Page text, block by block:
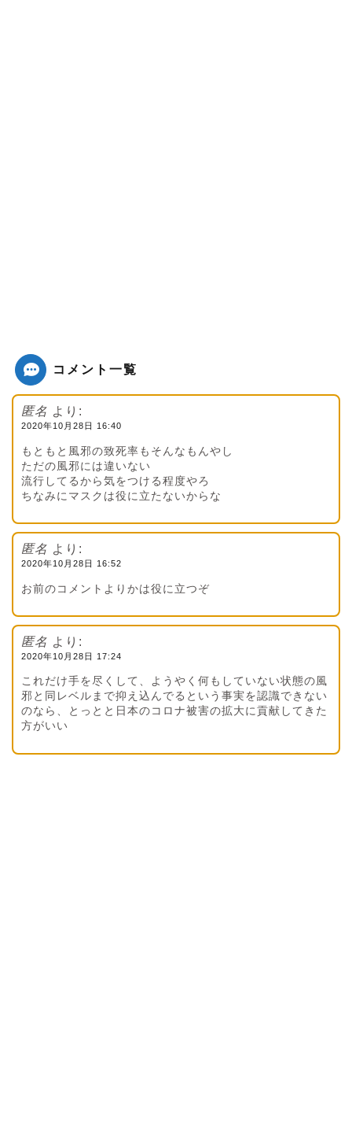
コメント一覧
匿名 より:
2020年10月28日 16:40
もともと風邪の致死率もそんなもんやし
ただの風邪には違いない
流行してるから気をつける程度やろ
ちなみにマスクは役に立たないからな
匿名 より:
2020年10月28日 16:52
お前のコメントよりかは役に立つぞ
匿名 より:
2020年10月28日 17:24
これだけ手を尽くして、ようやく何もしていない状態の風
邪と同レベルまで抑え込んでるという事実を認識できない
のなら、とっとと日本のコロナ被害の拡大に貢献してきた
方がいい